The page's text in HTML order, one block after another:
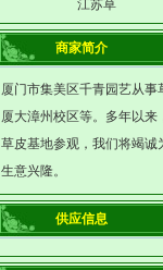
江苏草
商家简介
厦门市集美区千青园艺从
厦大漳州校区等。多年以
草皮基地参观，我们将竭诚
生意兴隆。
供应信息